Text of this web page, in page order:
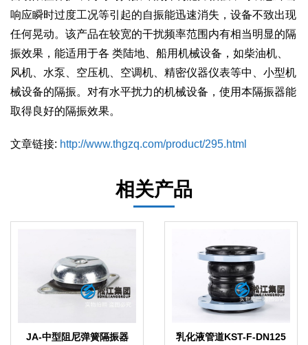
响应瞬时过度工况等引起的自振能迅速消失，设备不致出现
任何晃动。该产品在较宽的干扰频率范围内有相当明显的隔
振效果，能适用于各 类陆地、船用机械设备，如柴油机、
风机、水泵、空压机、空调机、精密仪器仪表等中、小型机
械设备的隔振。对有水平扰力的机械设备，使用本隔振器能
取得良好的隔振效果。
文章链接: http://www.thgzq.com/product/295.html
相关产品
JA-中型阻尼弹簧隔振器
乳化液管道KST-F-DN125